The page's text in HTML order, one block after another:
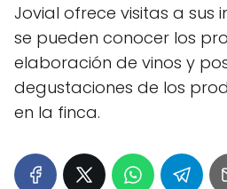
Jovial ofrece visitas a sus
se pueden conocer los
elaboración de vinos y
degustaciones de los
en la finca.